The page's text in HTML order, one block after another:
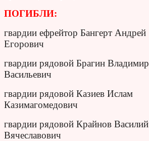
ПОГИБЛИ:
гвардии ефрейтор Бангерт Андрей
Егорович
гвардии рядовой Брагин Владимир
Васильевич
гвардии рядовой Казиев Ислам
Казимагомедович
гвардии рядовой Крайнов Василий
Вячеславович